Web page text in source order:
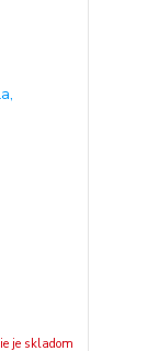
je skladom